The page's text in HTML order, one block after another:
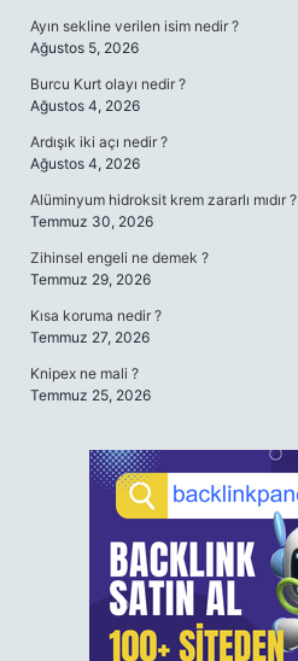
Ayın sekline verilen isim nedir ?
Ağustos 5, 2026
Burcu Kurt olayı nedir ?
Ağustos 4, 2026
Ardışık iki açı nedir ?
Ağustos 4, 2026
Alüminyum hidroksit krem zararlı mıdır ?
Temmuz 30, 2026
Zihinsel engeli ne demek ?
Temmuz 29, 2026
Kısa koruma nedir ?
Temmuz 27, 2026
Knipex ne mali ?
Temmuz 25, 2026